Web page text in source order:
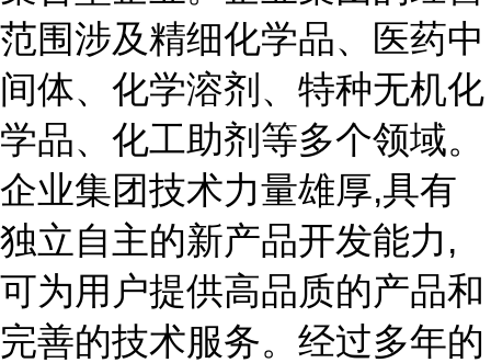
范围涉及精细化学品、医药中
间体、化学溶剂、特种无机化
学品、化工助剂等多个领域。
企业集团技术力量雄厚,具有
独立自主的新产品开发能力,
可为用户提供高品质的产品和
完善的技术服务。经过多年的